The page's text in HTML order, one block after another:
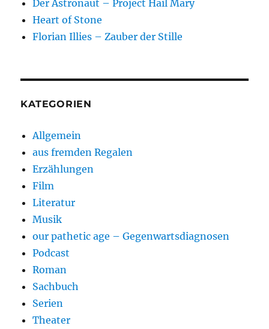
Der Astronaut – Project Hail Mary
Heart of Stone
Florian Illies – Zauber der Stille
KATEGORIEN
Allgemein
aus fremden Regalen
Erzählungen
Film
Literatur
Musik
our pathetic age – Gegenwartsdiagnosen
Podcast
Roman
Sachbuch
Serien
Theater